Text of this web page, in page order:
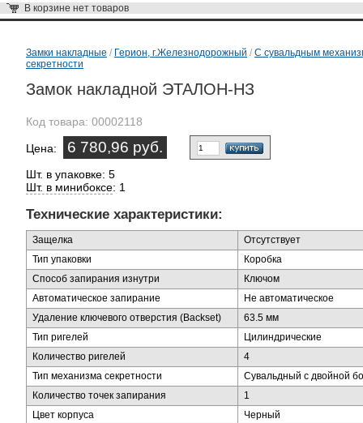
В корзине нет товаров
Замки накладные / Герион, г.Железнодорожный / С сувальдным
секретности
Замок накладной ЭТАЛОН-НЗ
Код товара: 00002118
Цена: 6 780,96 руб.
Шт. в упаковке: 5
Шт. в минибоксе: 1
Технические характеристики:
Защелка
Отсутствует
Тип упаковки
Коробка
Способ запирания изнутри
Ключом
Автоматическое запирание
Не автоматическое
Удаление ключевого отверстия (Backset)
63.5 мм
Тип ригелей
Цилиндрические
Количество ригелей
4
Тип механизма секретности
Сувальдный с двойной
Количество точек запирания
1
Цвет корпуса
Черный